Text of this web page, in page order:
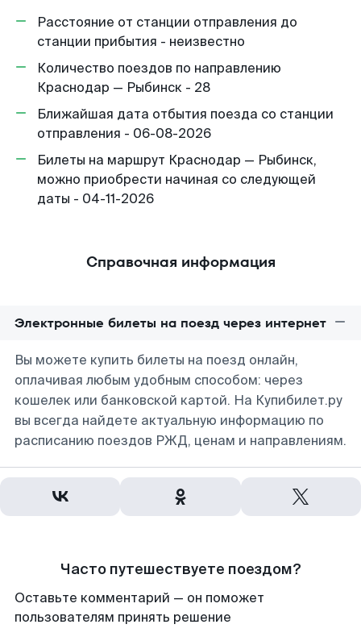
Расстояние от станции отправления до
станции прибытия - неизвестно
Количество поездов по направлению
Краснодар — Рыбинск - 28
Ближайшая дата отбытия поезда со станции
отправления - 06-08-2026
Билеты на маршрут Краснодар — Рыбинск,
можно приобрести начиная со следующей
даты - 04-11-2026
Справочная информация
Электронные билеты на поезд через интернет
Вы можете купить билеты на поезд онлайн,
оплачивая любым удобным способом: через
кошелек или банковской картой. На Купибилет.ру
вы всегда найдете актуальную информацию по
расписанию поездов РЖД, ценам и направлениям.
Часто путешествуете поездом?
Оставьте комментарий — он поможет
пользователям принять решение